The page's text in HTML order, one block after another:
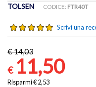
Chi Siamo
Contattaci
TOLSEN CODICE: FTR40T
Scrivi una
€ 14,03
€ 11,50
Risparmi € 2,53